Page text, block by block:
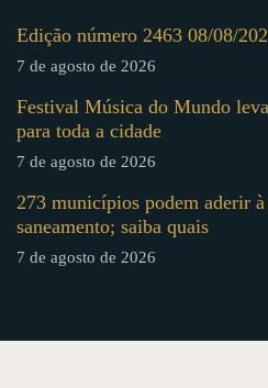
Edição número 2463 08/08/
7 de agosto de 2026
Festival Música do Mundo
para toda a cidade
7 de agosto de 2026
273 municípios podem aderir
saneamento; saiba quais
7 de agosto de 2026